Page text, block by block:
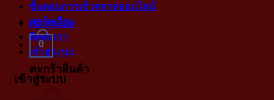
เข้าสู่ระบบ
0
ตะกร้าสินค้า
ขั้นตอนการเข้าคลาสออนไลน์
คอร์สเรียน
ติดต่อเรา
เข้าสู่ระบบ
เข้าสู่ระบบ